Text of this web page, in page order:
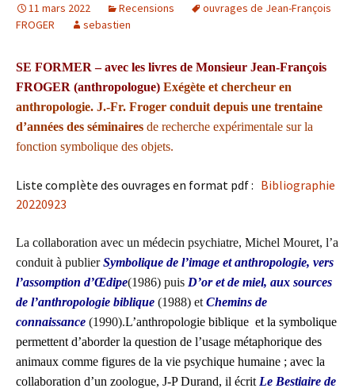
11 mars 2022 Recensions
ouvrages de Jean-François
FROGER
sebastien
SE FORMER – avec les livres de Monsieur Jean-François
FROGER (anthropologue) Exégète et chercheur en
anthropologie. J.-Fr. Froger conduit depuis une trentaine
d’années des séminaires de recherche expérimentale sur la
fonction symbolique des objets.
Liste complète des ouvrages en format pdf : Bibliographie
20220923
La collaboration avec un médecin psychiatre, Michel Mouret, l’a
conduit à publierSymbolique de l’image et anthropologie, vers
l’assomption d’Œdipe(1986) puis D’or et de miel, aux sources
de l’anthropologie biblique (1988) et Chemins de
connaissance (1990).L’anthropologie biblique et la symbolique
permettent d’aborder la question de l’usage métaphorique des
animaux comme figures de la vie psychique humaine ; avec la
collaboration d’un zoologue, J-P Durand, il écrit Le Bestiaire de